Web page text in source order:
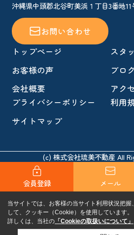
沖縄県中頭郡北谷町美浜１丁目3番地
お問い合わせ
トップページ
スタ
お客様の声
ブロ
会社概要
アク
プライバシーポリシー
利用
サイトマップ
(c) 株式会社琉美不動産 All
会員登録 メール
当サイトでは、お客様の当サイト利用状況把握
して、クッキー（Cookie）を使用しています。
詳しくは、当社の 「Cookieの取扱いについて」